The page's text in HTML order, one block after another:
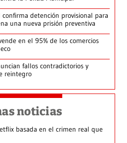
confirma detención provisional para
una nueva prisión preventiva
en el 95% de los comercios
fallos contradictorios y
reintegro
noticias
basada en el crimen real que